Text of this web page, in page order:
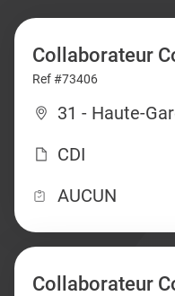
Collaborateur
Ref #73406
31 - Haute-
CDI
AUCUN
Collaborateur